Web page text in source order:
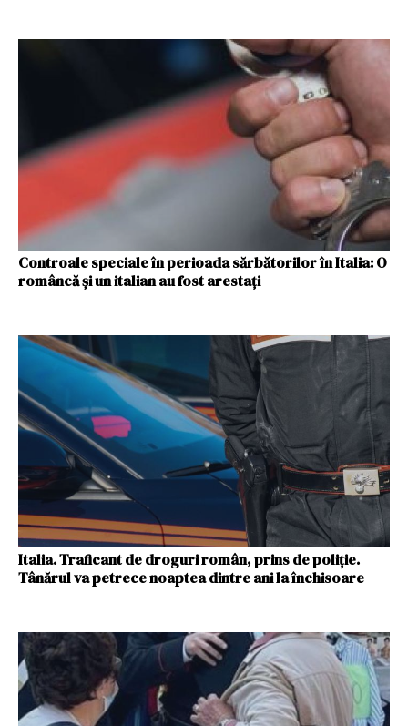
Controale speciale în perioada sărbătorilor în Italia: O
româncă și un italian au fost arestați
Italia. Traficant de droguri român, prins de poliție.
Tânărul va petrece noaptea dintre ani la închisoare